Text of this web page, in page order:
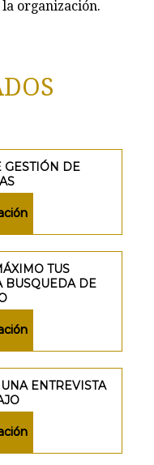
organización.
GESTIÓN DE
TUS
BUSQUEDA DE
ENTREVISTA